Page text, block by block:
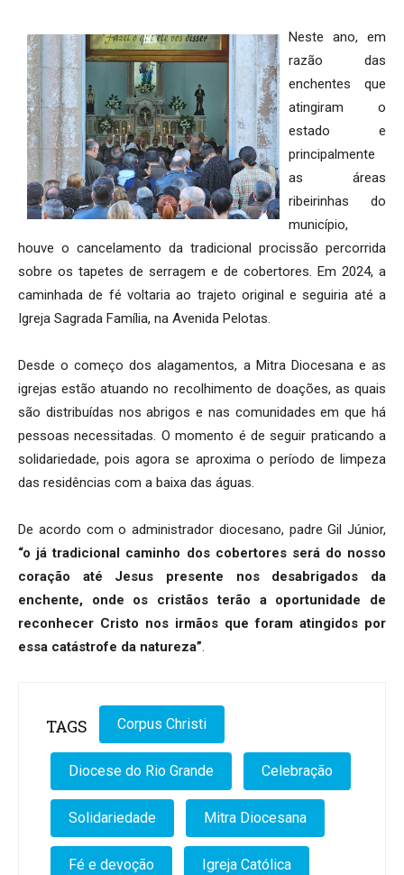
Neste ano, em
razão das
enchentes que
atingiram o
estado e
principalmente
as áreas
ribeirinhas do
município,
houve o cancelamento da tradicional procissão percorrida
sobre os tapetes de serragem e de cobertores. Em 2024, a
caminhada de fé voltaria ao trajeto original e seguiria até a
Igreja Sagrada Família, na Avenida Pelotas.
Desde o começo dos alagamentos, a Mitra Diocesana e as
igrejas estão atuando no recolhimento de doações, as quais
são distribuídas nos abrigos e nas comunidades em que há
pessoas necessitadas. O momento é de seguir praticando a
solidariedade, pois agora se aproxima o período de limpeza
das residências com a baixa das águas.
De acordo com o administrador diocesano, padre Gil Júnior,
“o já tradicional caminho dos cobertores será do nosso
coração até Jesus presente nos desabrigados da
enchente, onde os cristãos terão a oportunidade de
reconhecer Cristo nos irmãos que foram atingidos por
essa catástrofe da natureza”.
TAGS Corpus Christi
Diocese do Rio Grande Celebração
Solidariedade Mitra Diocesana
Fé e devoção Igreja Católica